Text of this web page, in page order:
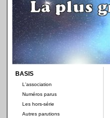
BASIS
L'association
Numéros parus
Les hors-série
Autres parutions